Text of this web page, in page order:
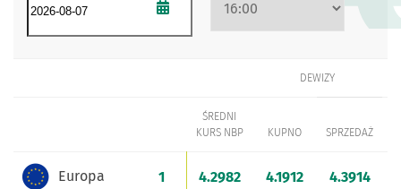
Otwórz kalendarz
Kursy walut z dnia
DEWIZY
ŚREDNI
KURS NBP
KUPNO SPRZEDAŻ
Europa
1
4.2982 4.1912 4.3914